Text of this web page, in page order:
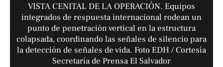
VISTA CENITAL DE LA OPERACIÓN. Equipos
integrados de respuesta internacional rodean un
punto de penetración vertical en la estructura
colapsada, coordinando las señales de silencio para
la detección de señales de vida. Foto EDH / Cortesía
Secretaría de Prensa El Salvador